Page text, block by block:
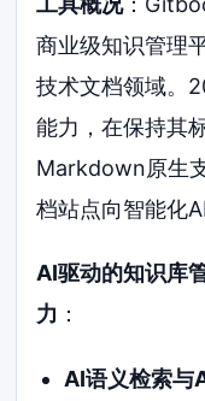
商业级知识管理
技术文档领域。
能力，在保持其
Markdown原生
档站点向智能化
AI驱动的知识库
力 ：
AI语义检索与